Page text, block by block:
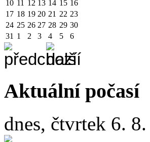
10 11 12 13 14 15 16
17 18 19 20 21 22 23
24 25 26 27 28 29 30
31 1 2 3 4 5 6
Aktuální počasí
dnes, čtvrtek 6.